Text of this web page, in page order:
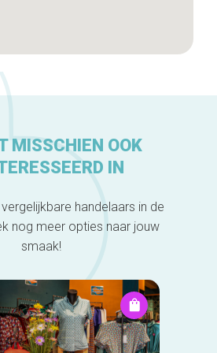
MISSCHIEN OOK
IN
handelaars in de
nog meer opties naar jouw
smaak!